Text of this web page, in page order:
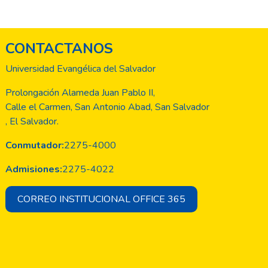
CONTACTANOS
Universidad Evangélica del Salvador
Prolongación Alameda Juan Pablo II,
Calle el Carmen, San Antonio Abad, San Salvador
, El Salvador.
Conmutador:2275-4000
Admisiones:2275-4022
CORREO INSTITUCIONAL OFFICE 365